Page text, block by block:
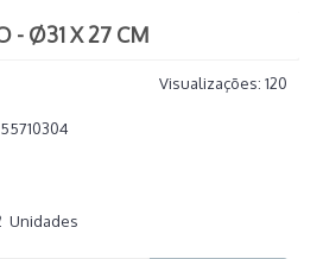
- Ø31 X 27 CM
Visualizações: 120
Unidades